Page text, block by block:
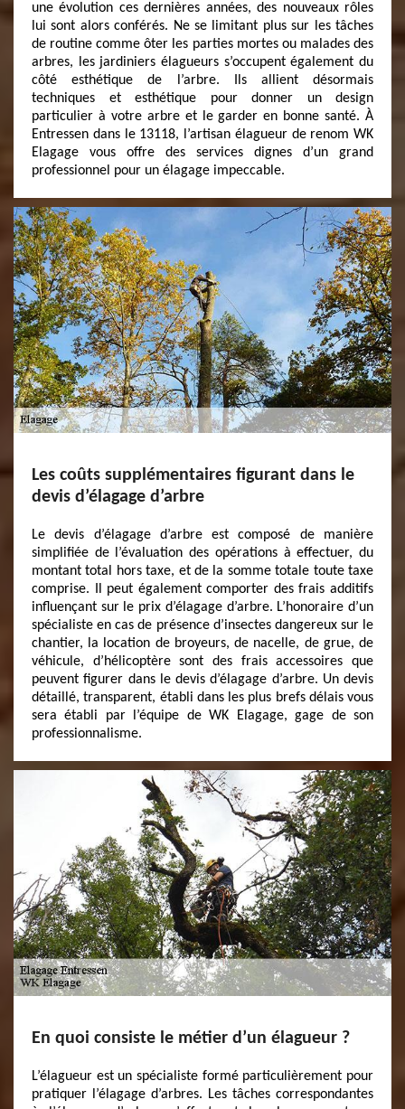
une évolution ces dernières années, des nouveaux rôles
lui sont alors conférés. Ne se limitant plus sur les tâches
de routine comme ôter les parties mortes ou malades des
arbres, les jardiniers élagueurs s’occupent également du
côté esthétique de l’arbre. Ils allient désormais
techniques et esthétique pour donner un design
particulier à votre arbre et le garder en bonne santé. À
Entressen dans le 13118, l’artisan élagueur de renom WK
Elagage vous offre des services dignes d’un grand
professionnel pour un élagage impeccable.
Les coûts supplémentaires figurant dans le
devis d’élagage d’arbre
Le devis d’élagage d’arbre est composé de manière
simplifiée de l’évaluation des opérations à effectuer, du
montant total hors taxe, et de la somme totale toute taxe
comprise. Il peut également comporter des frais additifs
influençant sur le prix d’élagage d’arbre. L’honoraire d’un
spécialiste en cas de présence d’insectes dangereux sur le
chantier, la location de broyeurs, de nacelle, de grue, de
véhicule, d’hélicoptère sont des frais accessoires que
peuvent figurer dans le devis d’élagage d’arbre. Un devis
détaillé, transparent, établi dans les plus brefs délais vous
sera établi par l’équipe de WK Elagage, gage de son
professionnalisme.
En quoi consiste le métier d’un élagueur ?
L’élagueur est un spécialiste formé particulièrement pour
pratiquer l’élagage d’arbres. Les tâches correspondantes